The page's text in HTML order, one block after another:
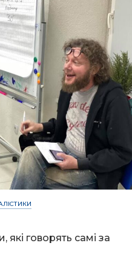
які говорять самі за